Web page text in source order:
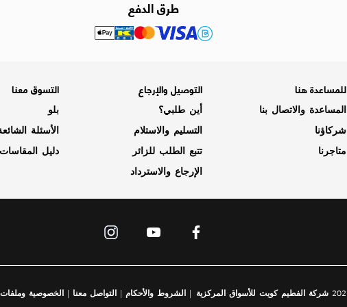
طرق الدفع
للمساعدة هنا
المساعدة والاتصال بنا
شركاؤنا
متاجرنا
التوصيل والإرجاع
أين طلبي؟
التسليم والاستلام
تتبع الطلب للزائر
الإرجاع والاسترداد
التسوق معنا
بلو
الأسئلة
دليل المقاسات
| الشروط والأحكام | التواصل معنا | الخصوصية وملفات